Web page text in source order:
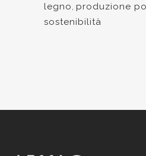
legno, produzione
sostenibilità